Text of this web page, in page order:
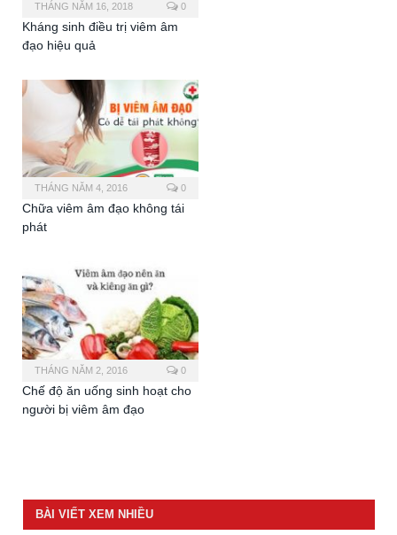
THÁNG NĂM 16, 2018 0
Kháng sinh điều trị viêm âm
đạo hiệu quả
THÁNG NĂM 4, 2016 0
Chữa viêm âm đạo không tái
phát
THÁNG NĂM 2, 2016 0
Chế độ ăn uống sinh hoạt cho
người bị viêm âm đạo
BÀI VIẾT XEM NHIỀU